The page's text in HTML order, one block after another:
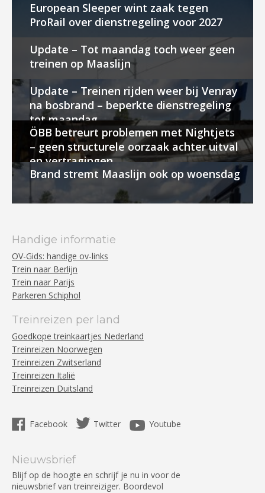
European Sleeper wint zaak tegen
ProRail over dienstregeling voor 2027
Update – Tot maandag toch weer geen
treinen op Maaslijn
Update – Treinen rijden weer bij Venray
na bosbrand – beperkte dienstregeling
tot maandag
ÖBB betreurt problemen met Nightjets
– geen structurele oorzaak achter uitval
en vertragingen
Brand stremt Maaslijn ook op woensdag
Handige informatie
OV-Gids: handige ov-links
Trein naar Berlijn
Trein naar Parijs
Parkeren Schiphol
Treinreizen per land
Goedkope treinkaartjes Nederland
Treinreizen Noorwegen
Treinreizen Zwitserland
Treinreizen Italië
Treinreizen Duitsland
Facebook Twitter Youtube
Nieuwsbrief
Blijf op de hoogte en schrijf je nu in voor de
nieuwsbrief van treinreiziger. Boordevol